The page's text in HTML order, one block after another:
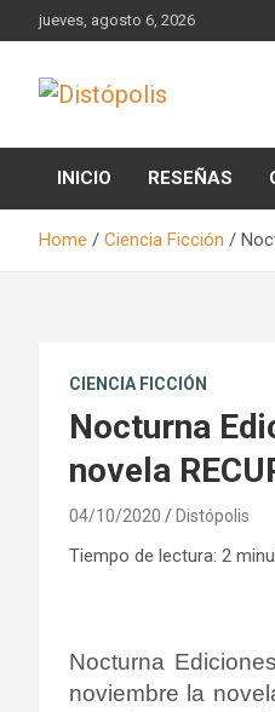
to
jueves, agosto 6, 2026
Distópolis
INICIO RESEÑAS
Home Ciencia Ficción
CIENCIA FICCIÓN
Nocturna
novela
04/10/2020 Distópolis
Tiempo de lectura: 2
Nocturna
noviembre la